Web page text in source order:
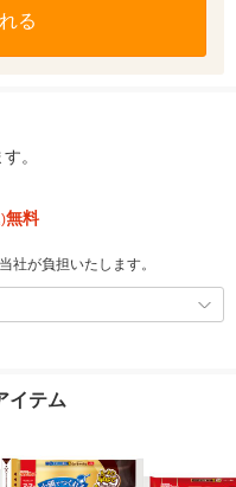
る
。
無料
社が負担いたします。
イテム